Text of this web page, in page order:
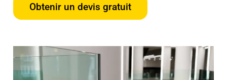
Obtenir un devis gratuit